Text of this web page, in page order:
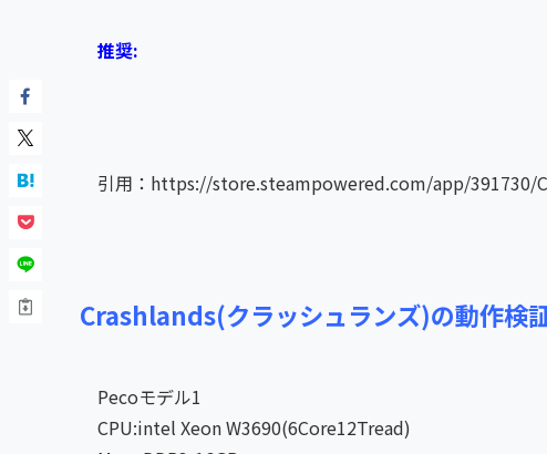
推奨:
引用：https://store.steampowered.com/app/391730/
Crashlands(クラッシュランズ)の動作検
Pecoモデル1
CPU:intel Xeon W3690(6Core12Tread)